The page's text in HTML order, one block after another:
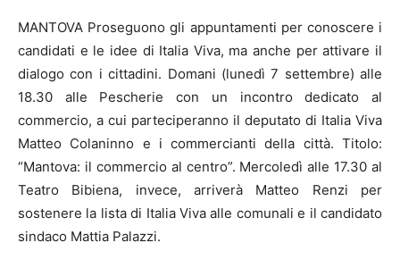
MANTOVA Proseguono gli appuntamenti per conoscere i
candidati e le idee di Italia Viva, ma anche per attivare il
dialogo con i cittadini. Domani (lunedì 7 settembre) alle
18.30 alle Pescherie con un incontro dedicato al
commercio, a cui parteciperanno il deputato di Italia Viva
Matteo Colaninno e i commercianti della città. Titolo:
“Mantova: il commercio al centro”. Mercoledì alle 17.30 al
Teatro Bibiena, invece, arriverà Matteo Renzi per
sostenere la lista di Italia Viva alle comunali e il candidato
sindaco Mattia Palazzi.